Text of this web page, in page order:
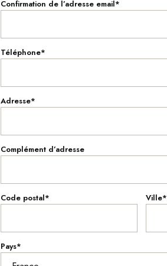
Confirmation de l’adresse email*
Téléphone*
Adresse*
Complément d’adresse
Code postal* Ville*
Pays*